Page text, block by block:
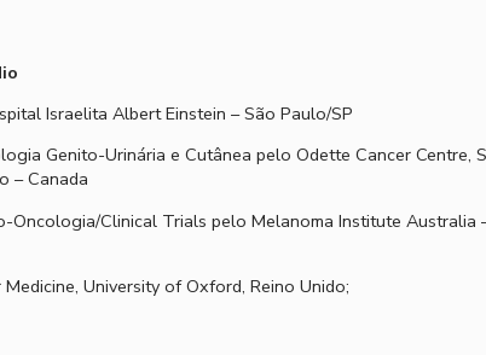
Israelita Albert Einstein – São Paulo/SP
Genito-Urinária e Cutânea pelo Odette Cancer Centre,
– Canada
Oncologia/Clinical Trials pelo Melanoma Institute Australia
University of Oxford, Reino Unido;